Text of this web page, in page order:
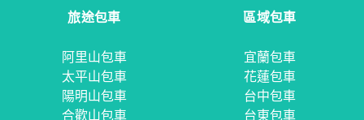
旅途包車
阿里山包車
太平山包車
陽明山包車
合歡山包車
區域包車
宜蘭包車
花蓮包車
台中包車
台東包車